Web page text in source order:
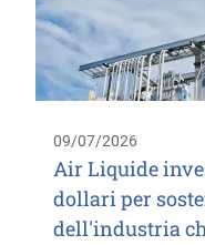
09/07/2026
Air Liquide
dollari per
dell'industria